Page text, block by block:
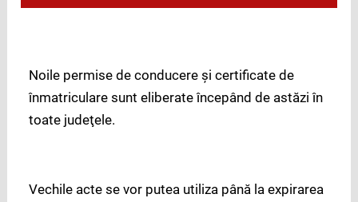
Noile permise de conducere şi certificate de
înmatriculare sunt eliberate începând de astăzi în
toate judeţele.
Vechile acte se vor putea utiliza până la expirarea